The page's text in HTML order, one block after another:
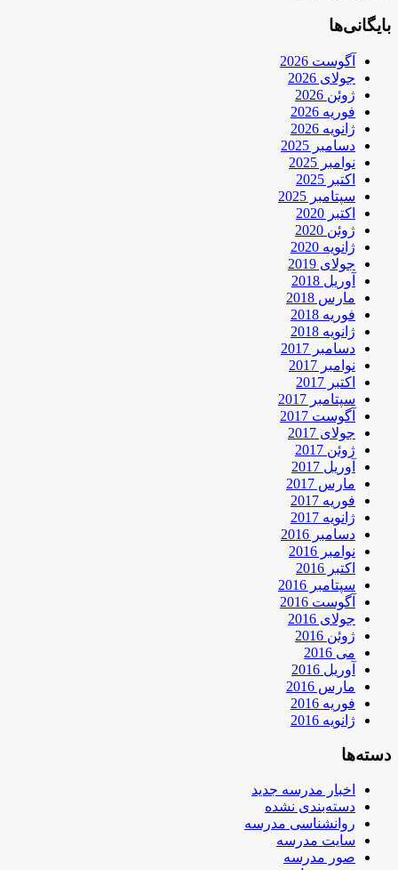
بایگانی‌ها
آگوست 2026
جولای 2026
ژوئن 2026
فوریه 2026
ژانویه 2026
دسامبر 2025
نوامبر 2025
اکتبر 2025
سپتامبر 2025
اکتبر 2020
ژوئن 2020
ژانویه 2020
جولای 2019
آوریل 2018
مارس 2018
فوریه 2018
ژانویه 2018
دسامبر 2017
نوامبر 2017
اکتبر 2017
سپتامبر 2017
آگوست 2017
جولای 2017
ژوئن 2017
آوریل 2017
مارس 2017
فوریه 2017
ژانویه 2017
دسامبر 2016
نوامبر 2016
اکتبر 2016
سپتامبر 2016
آگوست 2016
جولای 2016
ژوئن 2016
می 2016
آوریل 2016
مارس 2016
فوریه 2016
ژانویه 2016
دسته‌ها
اخبار مدرسه جدید
دسته‌بندی نشده
روانشناسی مدرسه
سایت مدرسه
صور مدرسه